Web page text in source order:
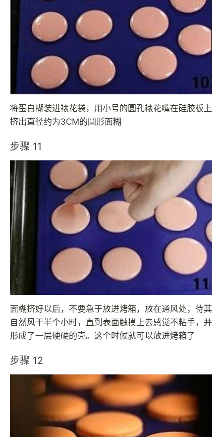
将蛋白糊装进裱花袋，用小号的圆孔裱花嘴在硅胶板上
挤出直径约为3CM的圆形面糊
步骤 11
面糊挤好以后，不要急于放进烤箱，放在通风处，待其
自然风干半个小时，直到表面触摸上去感觉不粘手，并
形成了一层硬硬的壳。这个时候就可以放进烤箱了
步骤 12